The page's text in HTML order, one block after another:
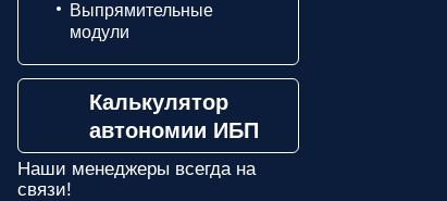
Выпрямительные
модули
Калькулятор
автономии ИБП
Наши менеджеры всегда на
связи!